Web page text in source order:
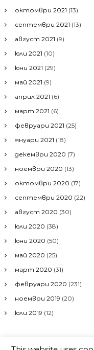
октомври 2021 (13)
септември 2021 (13)
август 2021 (9)
юли 2021 (10)
юни 2021 (29)
май 2021 (9)
април 2021 (6)
март 2021 (6)
февруари 2021 (25)
януари 2021 (18)
декември 2020 (7)
ноември 2020 (13)
октомври 2020 (17)
септември 2020 (22)
август 2020 (30)
юли 2020 (38)
юни 2020 (50)
май 2020 (25)
март 2020 (31)
февруари 2020 (231)
ноември 2019 (20)
юли 2019 (12)